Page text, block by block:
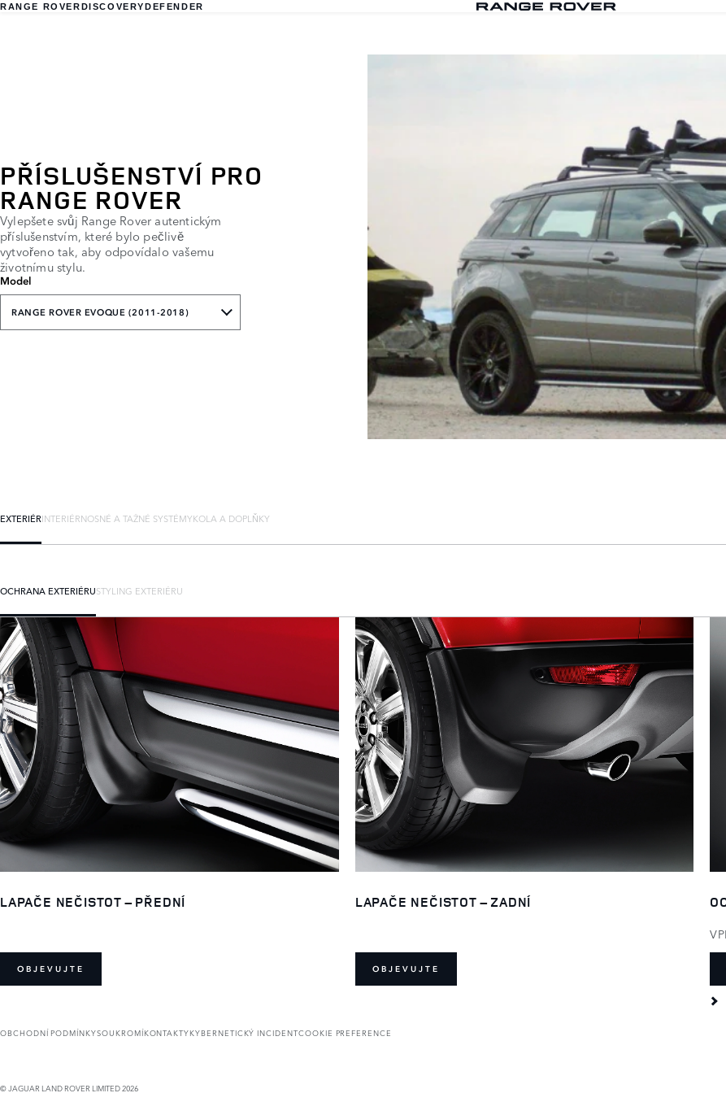
RANGE ROVERDISCOVERYDEFENDER
PŘÍSLUŠENSTVÍ PRO
RANGE ROVER
Vylepšete svůj Range Rover autentickým
příslušenstvím, které bylo pečlivě
vytvořeno tak, aby odpovídalo vašemu
životnímu stylu.
Model
RANGE ROVER EVOQUE (2011-2018)
EXTERIÉRINTERIÉRNOSNÉ A TAŽNÉ SYSTÉMYKOLA A DOPLŇKY
OCHRANA EXTERIÉRUSTYLING EXTERIÉRU
LAPAČE NEČISTOT – PŘEDNÍ
OBJEVUJTE
LAPAČE NEČISTOT – ZADNÍ
OBJEVUJTE
OBCHODNÍ PODMÍNKYSOUKROMÍKONTAKTYKYBERNETICKÝ INCIDENTCOOKIE PREFERENCE
© JAGUAR LAND ROVER LIMITED 2026